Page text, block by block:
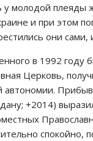
у молодой плеяды
и при этом
они
в 1992
Церковь,
автономии.
+2014)
спокойно,